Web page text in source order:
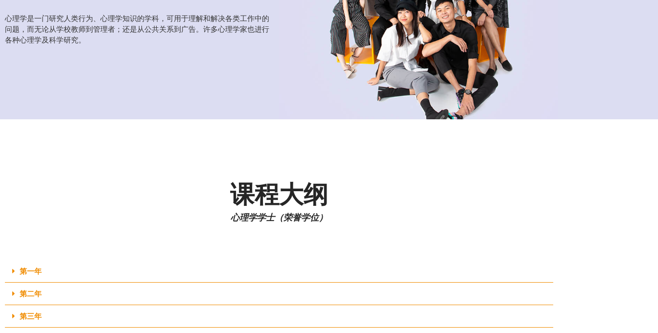
心理学是一门研究人类行为、心理学知识的学科，可用于理解和解决各类工作中的
问题，而无论从学校教师到管理者；还是从公共关系到广告。许多心理学家也进行
各种心理学及科学研究。
课程大纲
心理学学士（荣誉学位）
第一年
第二年
第三年